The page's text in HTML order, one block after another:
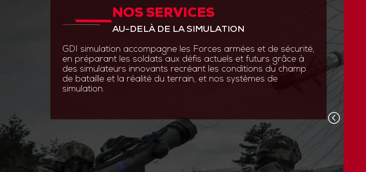
NOS SERVICES
AU-DELÀ DE LA SIMULATION
GDI simulation accompagne les Forces armées et de sécurité,
en préparant les soldats aux défis actuels et futurs grâce à
des simulateurs innovants recréant les conditions du champ
de bataille et la réalité du terrain, et nos systèmes de
simulation.
ANTICIPER PAR L’INNOVATION
GDI Simulation place l’innovation au cœur de sa R&D
ingénierie système, optronique, micromécanique et
logiciels.
Grâce à des technologies de pointe comme la réalité
aux contraintes du terrain.